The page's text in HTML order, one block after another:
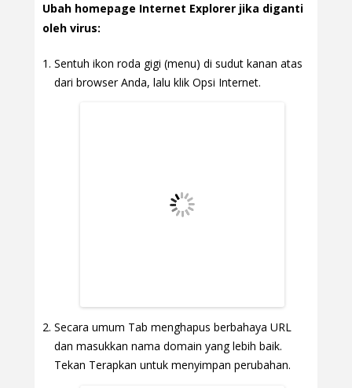
Ubah homepage Internet Explorer jika diganti
oleh virus:
Sentuh ikon roda gigi (menu) di sudut kanan atas
dari browser Anda, lalu klik Opsi Internet.
Secara umum Tab menghapus berbahaya URL
dan masukkan nama domain yang lebih baik.
Tekan Terapkan untuk menyimpan perubahan.